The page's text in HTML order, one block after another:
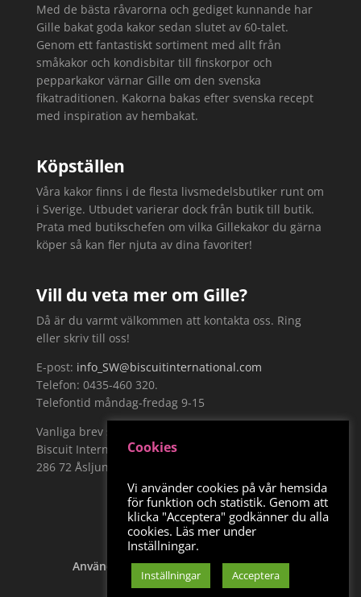
Med de bästa råvarorna och gediget kunnande har
Gille bakat goda kakor sedan slutet av 60-talet.
Genom ett fantastiskt sortiment med allt från
småkakor och kondisbitar till finskorpor och
pepparkakor värnar Gille om den svenska
fikatraditionen. Kakorna bakas efter svenska recept
med inspiration av hembakat.
Köpställen
Våra kakor finns i de flesta livsmedelsbutiker runt om
i Sverige. Utbudet varierar dock från butik till butik.
Prata med butikschefen om vilka Gillekakor du gärna
köper så kan fler njuta av dina favoriter!
Vill du veta mer om Gille?
Då är du varmt välkommen att kontakta oss. Ring
eller skriv till oss!
E-post: info_SW@biscuitinternational.com
Telefon: 0435-460 320.
Telefontid måndag-fredag 9-15
Vanliga brev skickar du till:
Biscuit International Sweden AB, Näckrosvägen 19,
286 72 Åsljunga
Användarvillkor
Integritetspolicy
Kontakta oss
Cookies
Vi använder cookies på vår hemsida
för funktion och statistik. Genom att
klicka "Acceptera" godkänner du alla
cookies. Läs mer under
Inställningar.
Inställningar Acceptera